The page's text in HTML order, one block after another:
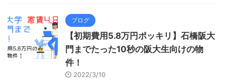
ブログ
【初期費用5.8万円ポッキリ】石橋阪大
門までたった10秒の阪大生向けの物
件！
2022/3/10